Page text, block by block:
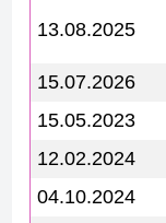
13.08.2025
15.07.2026
15.05.2023
12.02.2024
04.10.2024